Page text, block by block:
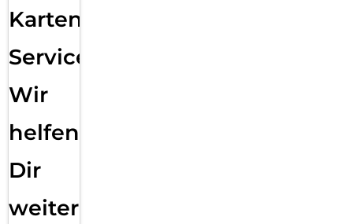
Karten
Service:
Wir
helfen
Dir
weiter